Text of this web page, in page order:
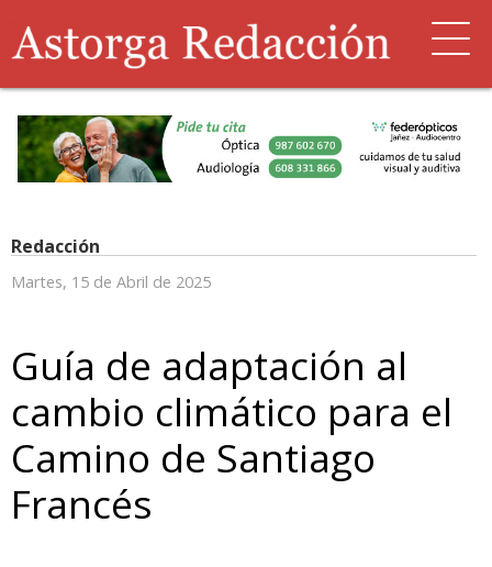
Redacción
Martes, 15 de Abril de 2025
Guía de adaptación al
cambio climático para el
Camino de Santiago
Francés